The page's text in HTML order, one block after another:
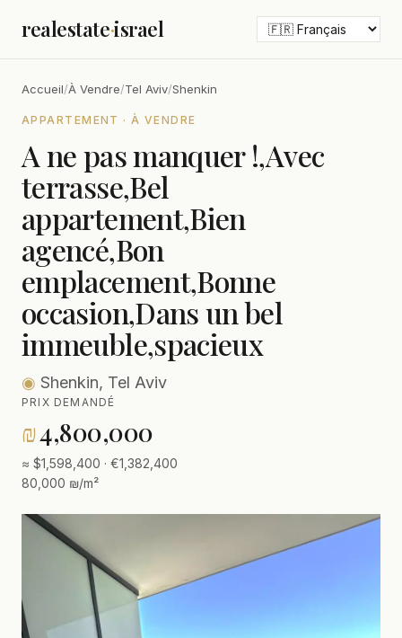
realestate·israel
Accueil/À Vendre/Tel Aviv/Shenkin
APPARTEMENT · À VENDRE
A ne pas manquer !,Avec
terrasse,Bel
appartement,Bien
agencé,Bon
emplacement,Bonne
occasion,Dans un bel
immeuble,spacieux
◉ Shenkin, Tel Aviv
PRIX DEMANDÉ
₪4,800,000
≈ $1,598,400 · €1,382,400
80,000 ₪/m²